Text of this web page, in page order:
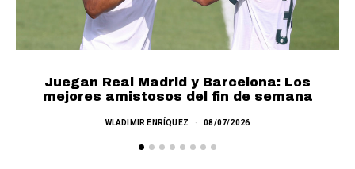
Juegan Real Madrid y Barcelona: Los
mejores amistosos del fin de semana
WLADIMIR ENRÍQUEZ 08/07/2026